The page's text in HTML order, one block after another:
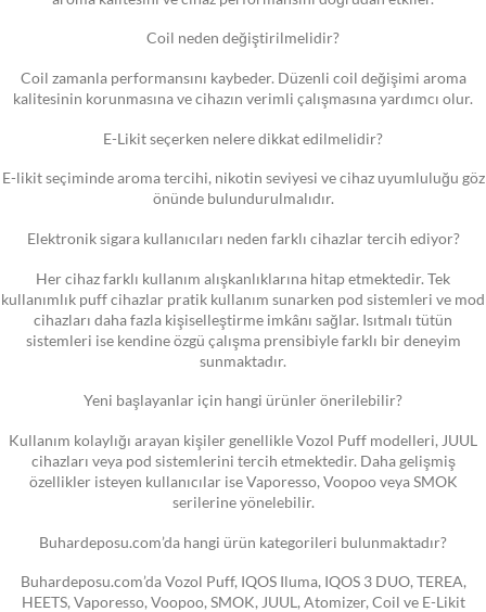
Coil neden değiştirilmelidir?
Coil zamanla performansını kaybeder. Düzenli coil değişimi aroma
kalitesinin korunmasına ve cihazın verimli çalışmasına yardımcı olur.
E-Likit seçerken nelere dikkat edilmelidir?
E-likit seçiminde aroma tercihi, nikotin seviyesi ve cihaz uyumluluğu göz
önünde bulundurulmalıdır.
Elektronik sigara kullanıcıları neden farklı cihazlar tercih ediyor?
Her cihaz farklı kullanım alışkanlıklarına hitap etmektedir. Tek
kullanımlık puff cihazlar pratik kullanım sunarken pod sistemleri ve mod
cihazları daha fazla kişiselleştirme imkânı sağlar. Isıtmalı tütün
sistemleri ise kendine özgü çalışma prensibiyle farklı bir deneyim
sunmaktadır.
Yeni başlayanlar için hangi ürünler önerilebilir?
Kullanım kolaylığı arayan kişiler genellikle Vozol Puff modelleri, JUUL
cihazları veya pod sistemlerini tercih etmektedir. Daha gelişmiş
özellikler isteyen kullanıcılar ise Vaporesso, Voopoo veya SMOK
serilerine yönelebilir.
Buhardeposu.com’da hangi ürün kategorileri bulunmaktadır?
Buhardeposu.com’da Vozol Puff, IQOS Iluma, IQOS 3 DUO, TEREA,
HEETS, Vaporesso, Voopoo, SMOK, JUUL, Atomizer, Coil ve E-Likit